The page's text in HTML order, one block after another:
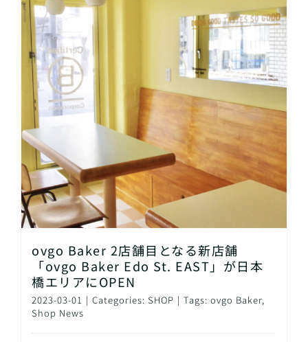
ovgo Baker 2店舗目となる新店舗
「ovgo Baker Edo St. EAST」が日本
橋エリアにOPEN
2023-03-01 | Categories: SHOP | Tags: ovgo Baker,
Shop News